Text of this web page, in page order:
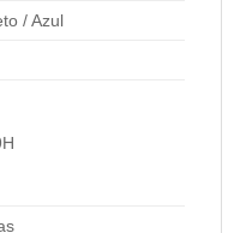
/ Azul